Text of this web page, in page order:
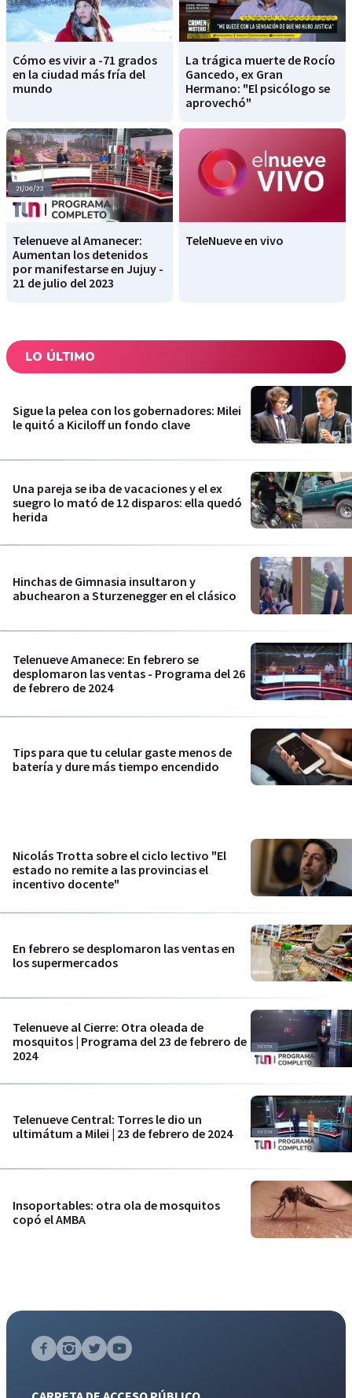
Cómo es vivir a -71 grados
en la ciudad más fría del
mundo
La trágica muerte de Rocío
Gancedo, ex Gran
Hermano: "El psicólogo se
aprovechó"
Telenueve al Amanecer:
Aumentan los detenidos
por manifestarse en Jujuy -
21 de julio del 2023
TeleNueve en vivo
LO ÚLTIMO
Sigue la pelea con los gobernadores: Milei
le quitó a Kiciloff un fondo clave
Una pareja se iba de vacaciones y el ex
suegro lo mató de 12 disparos: ella quedó
herida
Hinchas de Gimnasia insultaron y
abuchearon a Sturzenegger en el clásico
Telenueve Amanece: En febrero se
desplomaron las ventas - Programa del 26
de febrero de 2024
Tips para que tu celular gaste menos de
batería y dure más tiempo encendido
Nicolás Trotta sobre el ciclo lectivo "El
estado no remite a las provincias el
incentivo docente"
En febrero se desplomaron las ventas en
los supermercados
Telenueve al Cierre: Otra oleada de
mosquitos | Programa del 23 de febrero de
2024
Telenueve Central: Torres le dio un
ultimátum a Milei | 23 de febrero de 2024
Insoportables: otra ola de mosquitos
copó el AMBA